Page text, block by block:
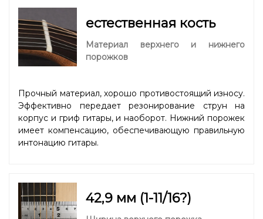
естественная кость
Материал верхнего и нижнего
порожков
Прочный материал, хорошо противостоящий износу.
Эффективно передает резонирование струн на
корпус и гриф гитары, и наоборот. Нижний порожек
имеет компенсацию, обеспечивающую правильную
интонацию гитары.
42,9 мм (1-11/16?)